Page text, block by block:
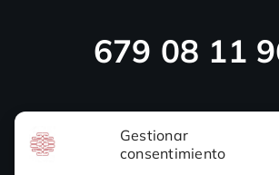
Gestionar
consentimiento
679 08 11
923 46 14